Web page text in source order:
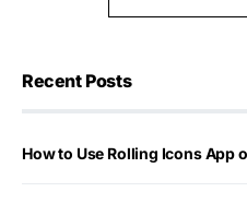
Recent Posts
How to Use Rolling Icons App